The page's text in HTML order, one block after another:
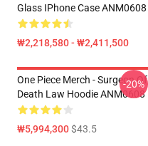
Glass IPhone Case ANM0608
₩2,218,580 - ₩2,411,500
One Piece Merch - Surgeon Of
Death Law Hoodie ANM0608
₩5,994,300$43.5
-20%